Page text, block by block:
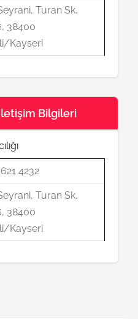
Turan Sk.
38400
Kayseri
İletişim Bilgileri
4232
Turan Sk.
38400
Kayseri